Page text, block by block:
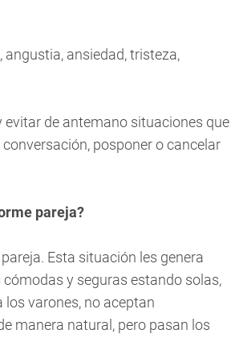
ansiedad, tristeza,
de antemano situaciones que
posponer o cancelar
pareja?
Esta situación les genera
cómodas y seguras estando solas,
varones, no aceptan
natural, pero pasan los